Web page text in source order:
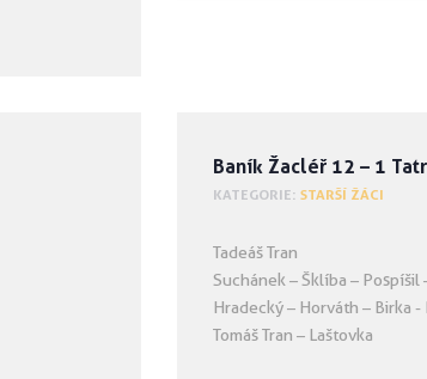
Baník Žacléř 12 – 1
KATEGORIE: STARŠÍ ŽÁCI
Tadeáš Tran
Suchánek – Šklíba – Pospíšil
Hradecký – Horváth – Birka
Tomáš Tran – Laštovka